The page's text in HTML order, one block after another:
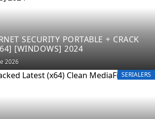
SECURITY PORTABLE + CRACK
[WINDOWS] 2024
2026
SERIALERS